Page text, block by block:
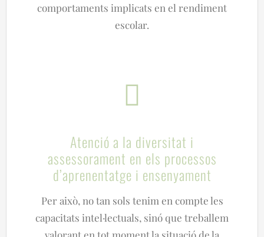
comportaments implicats en el rendiment
escolar.
Atenció a la diversitat i
assessorament en els processos
d’aprenentatge i ensenyament
Per això, no tan sols tenim en compte les
capacitats intel·lectuals, sinó que treballem